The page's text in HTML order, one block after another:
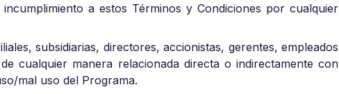
a estos Términos y Condiciones por cualquier
subsidiarias, directores, accionistas, gerentes, empleados
cualquier manera relacionada directa o indirectamente con
mal uso del Programa.